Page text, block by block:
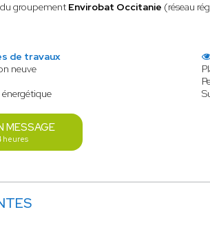
groupement Envirobat Occitanie (réseau
de travaux
neuve
MESSAGE
heures